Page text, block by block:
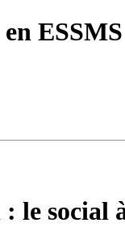
ESSMS
social